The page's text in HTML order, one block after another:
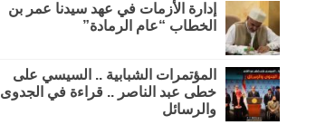
إدارة الأزمات في عهد سيدنا عمر بن
الخطاب “عام الرمادة”
المؤتمرات الشبابية .. السيسي على
خطى عبد الناصر .. قراءة في الجدوى
والرسائل